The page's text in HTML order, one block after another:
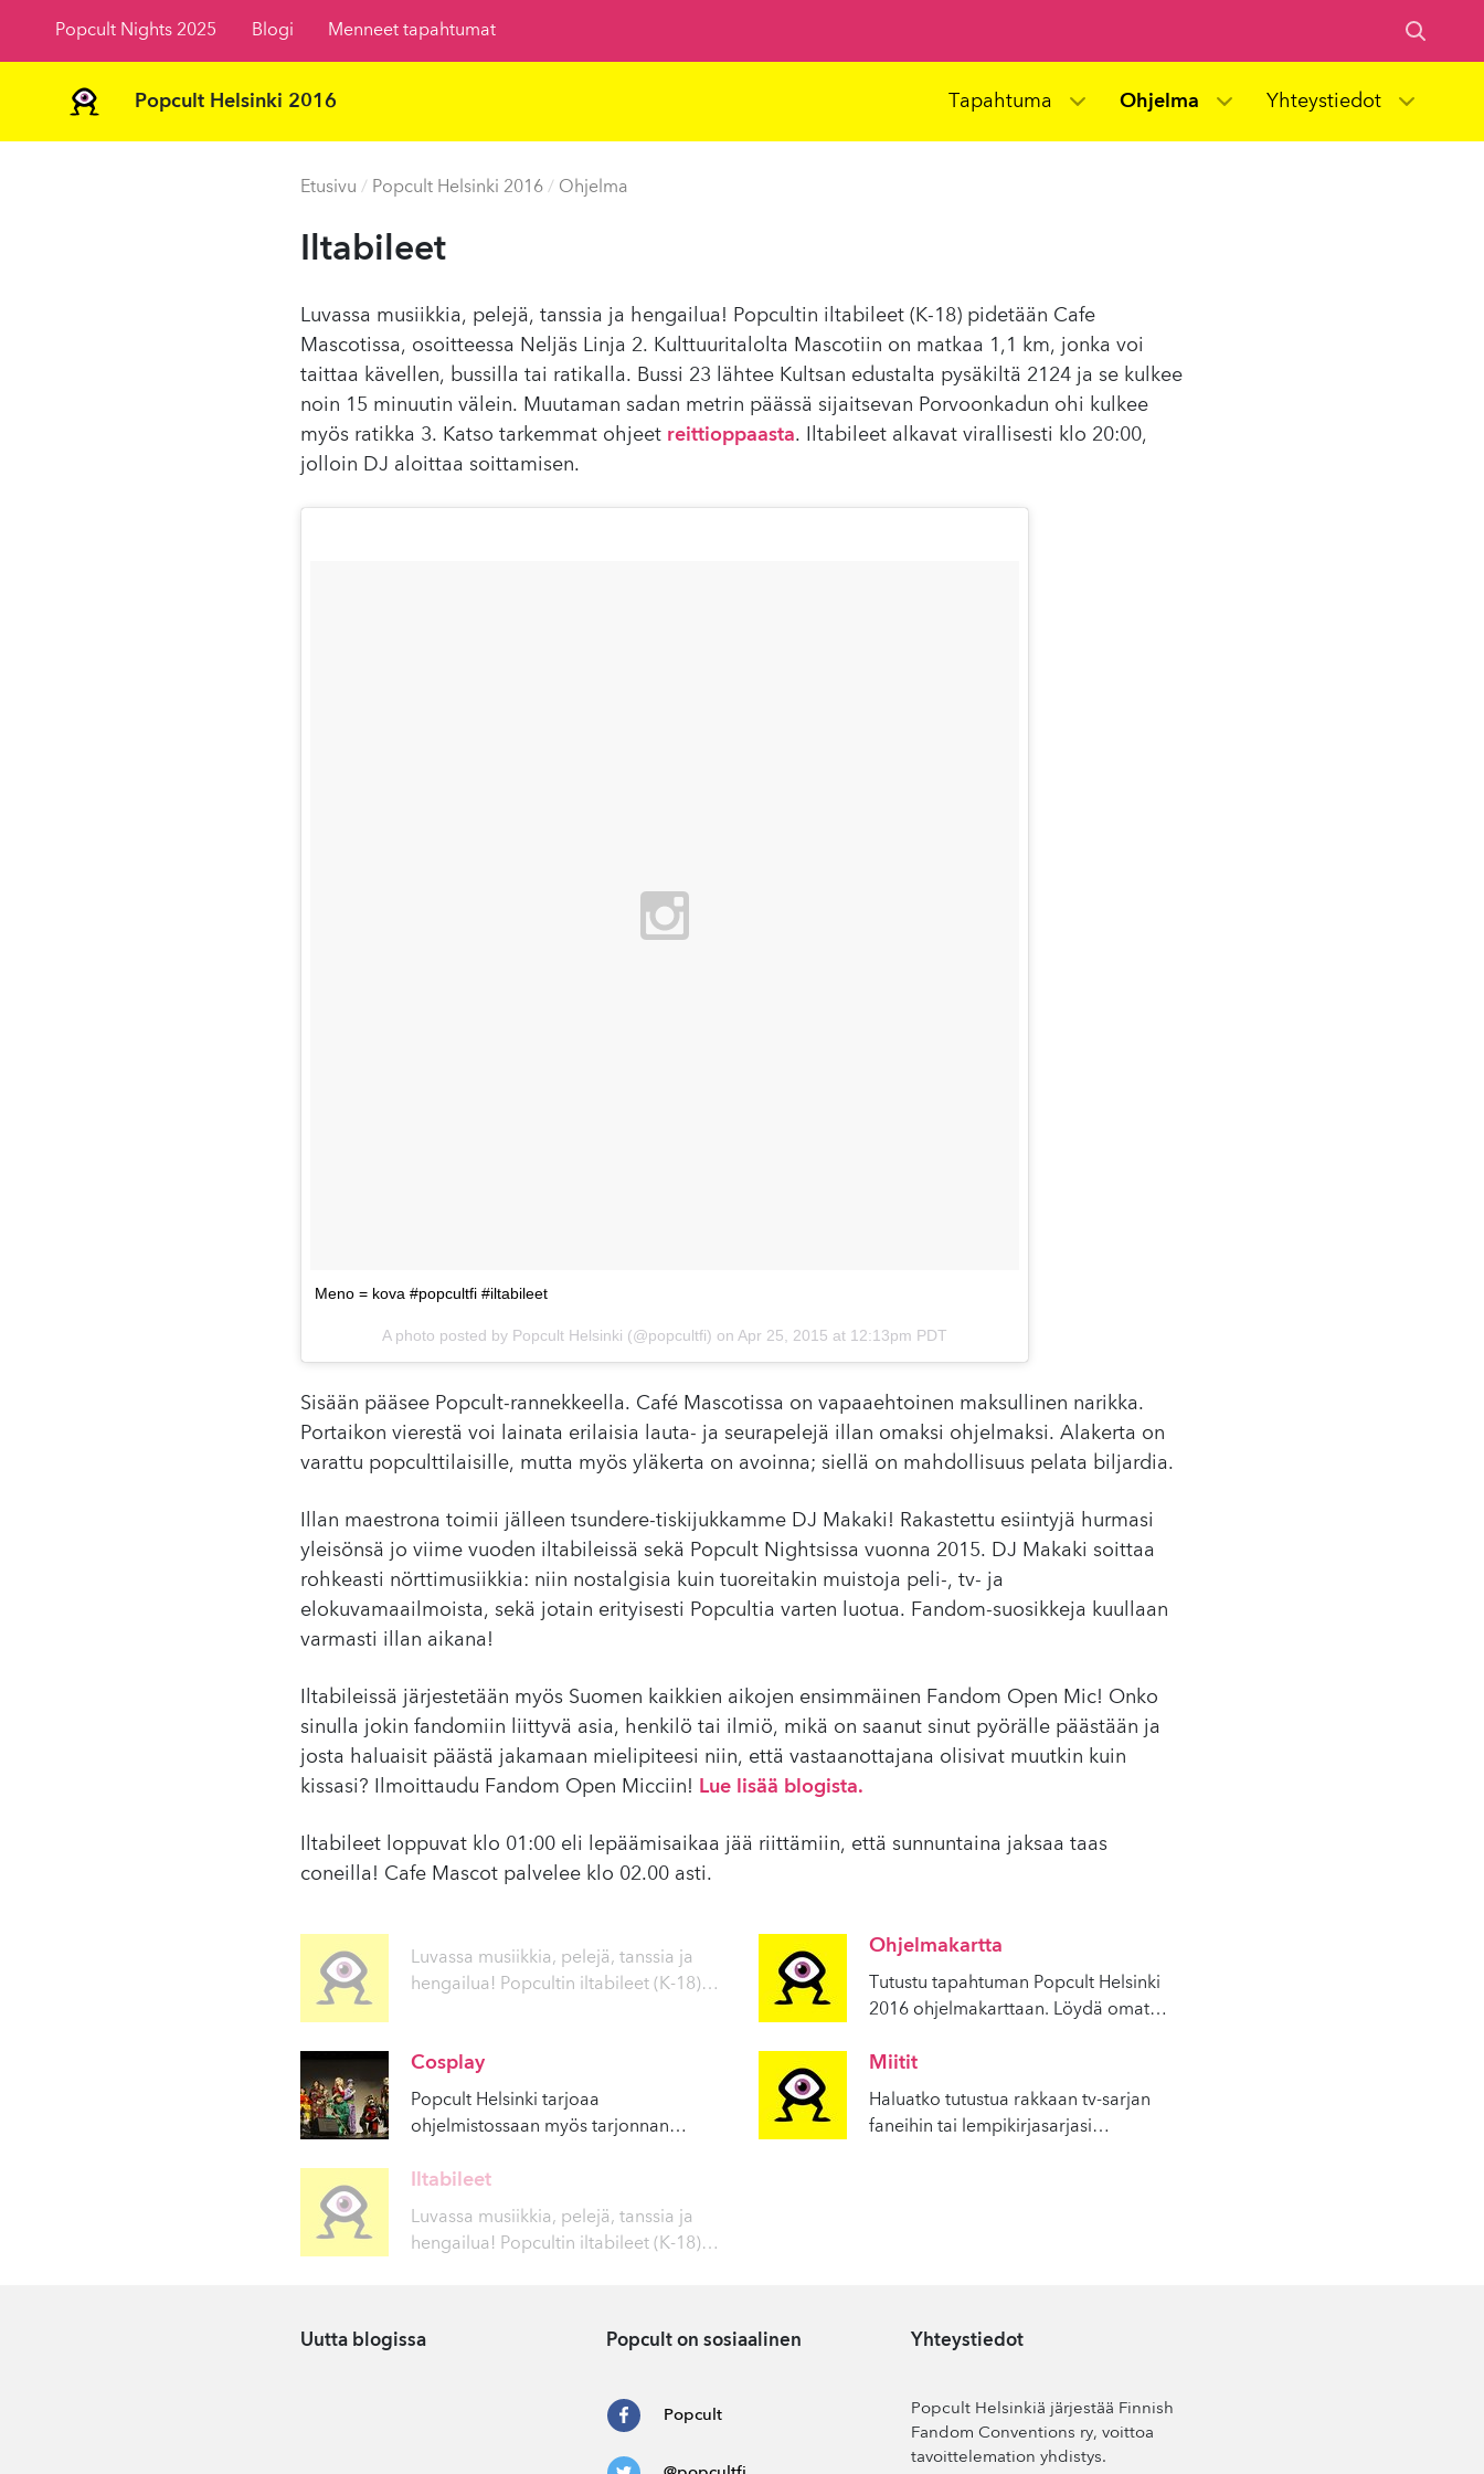
Popcult Nights 2025 Blogi Menneet tapahtumat
Popcult Helsinki 2016 Tapahtuma Ohjelma Yhteystiedot
Etusivu / Popcult Helsinki 2016 / Ohjelma
Iltabileet
Luvassa musiikkia, pelejä, tanssia ja hengailua! Popcultin iltabileet (K-18) pidetään Cafe
Mascotissa, osoitteessa Neljäs Linja 2. Kulttuuritalolta Mascotiin on matkaa 1,1 km, jonka voi
taittaa kävellen, bussilla tai ratikalla. Bussi 23 lähtee Kultsan edustalta pysäkiltä 2124 ja se kulkee
noin 15 minuutin välein. Muutaman sadan metrin päässä sijaitsevan Porvoonkadun ohi kulkee
myös ratikka 3. Katso tarkemmat ohjeet reittioppaasta. Iltabileet alkavat virallisesti klo 20:00,
jolloin DJ aloittaa soittamisen.
Meno = kova #popcultfi #iltabileet
A photo posted by Popcult Helsinki (@popcultfi) on Apr 25, 2015 at 12:13pm PDT
Sisään pääsee Popcult-rannekkeella. Café Mascotissa on vapaaehtoinen maksullinen narikka.
Portaikon vierestä voi lainata erilaisia lauta- ja seurapelejä illan omaksi ohjelmaksi. Alakerta on
varattu popculttilaisille, mutta myös yläkerta on avoinna; siellä on mahdollisuus pelata biljardia.
Illan maestrona toimii jälleen tsundere-tiskijukkamme DJ Makaki! Rakastettu esiintyjä hurmasi
yleisönsä jo viime vuoden iltabileissä sekä Popcult Nightsissa vuonna 2015. DJ Makaki soittaa
rohkeasti nörttimusiikkia: niin nostalgisia kuin tuoreitakin muistoja peli-, tv- ja
elokuvamaailmoista, sekä jotain erityisesti Popcultia varten luotua. Fandom-suosikkeja kuullaan
varmasti illan aikana!
Iltabileissä järjestetään myös Suomen kaikkien aikojen ensimmäinen Fandom Open Mic! Onko
sinulla jokin fandomiin liittyvä asia, henkilö tai ilmiö, mikä on saanut sinut pyörälle päästään ja
josta haluaisit päästä jakamaan mielipiteesi niin, että vastaanottajana olisivat muutkin kuin
kissasi? Ilmoittaudu Fandom Open Micciin! Lue lisää blogista.
Iltabileet loppuvat klo 01:00 eli lepäämisaikaa jää riittämiin, että sunnuntaina jaksaa taas
coneilla! Cafe Mascot palvelee klo 02.00 asti.
Luvassa musiikkia, pelejä, tanssia ja
hengailua! Popcultin iltabileet (K-18)…
Ohjelmakartta
Tutustu tapahtuman Popcult Helsinki
2016 ohjelmakarttaan. Löydä omat…
Cosplay
Popcult Helsinki tarjoaa
ohjelmistossaan myös tarjonnan…
Miitit
Haluatko tutustua rakkaan tv-sarjan
faneihin tai lempikirjasarjasi…
Iltabileet
Luvassa musiikkia, pelejä, tanssia ja
hengailua! Popcultin iltabileet (K-18)…
Uutta blogissa Popcult on sosiaalinen
Popcult
Yhteystiedot
Popcult Helsinkiä järjestää Finnish
Fandom Conventions ry, voittoa
tavoittelemation yhdistys.